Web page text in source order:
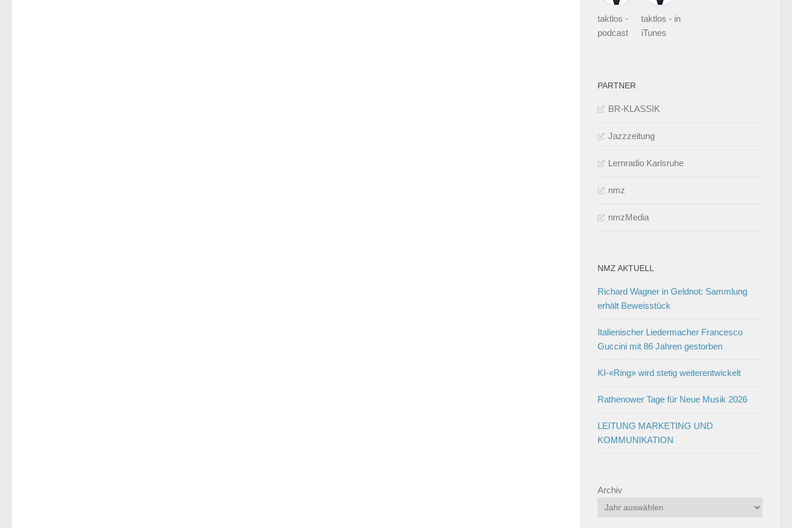
taktlos -
podcast
taktlos - in
iTunes
PARTNER
BR-KLASSIK
Jazzzeitung
Lernradio Karlsruhe
nmz
nmzMedia
NMZ AKTUELL
Richard Wagner in Geldnot: Sammlung
erhält Beweisstück
Italienischer Liedermacher Francesco
Guccini mit 86 Jahren gestorben
KI-«Ring» wird stetig weiterentwickelt
Rathenower Tage für Neue Musik 2026
LEITUNG MARKETING UND
KOMMUNIKATION
Archiv